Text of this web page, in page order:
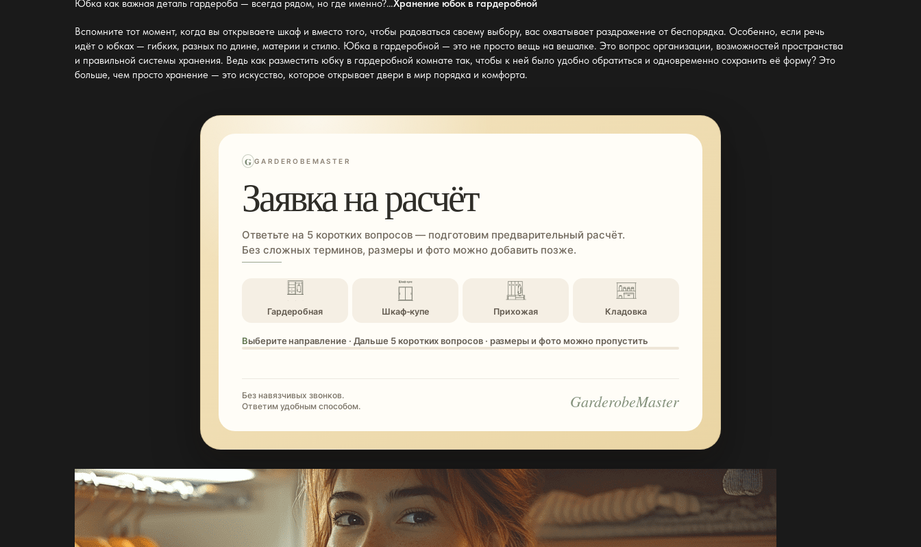
Юбка как важная деталь гардероба — всегда рядом, но где именно?…Хранение юбок в гардеробной
Вспомните тот момент, когда вы открываете шкаф и вместо того, чтобы радоваться своему выбору, вас охватывает раздражение от беспорядка. Особенно, если речь
идёт о юбках — гибких, разных по длине, материи и стилю. Юбка в гардеробной — это не просто вещь на вешалке. Это вопрос организации, возможностей пространства
и правильной системы хранения. Ведь как разместить юбку в гардеробной комнате так, чтобы к ней было удобно обратиться и одновременно сохранить её форму? Это
больше, чем простохранение — это искусство, которое открывает двери в мир порядка и комфорта.
G GARDEROBEMASTER
Заявка на расчёт
Ответьте на 5 коротких вопросов — подготовим предварительный расчёт.
Без сложных терминов, размеры и фото можно добавить позже.
Гардеробная Шкаф-купе Прихожая Кладовка
Выберите направление · Дальше 5 коротких вопросов · размеры и фото можно пропустить
Без навязчивых звонков.
Ответим удобным способом.
GarderobeMaster